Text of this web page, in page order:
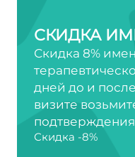
СКИДКА
Скидка 8%
дней до и
визите
Скидка -8%